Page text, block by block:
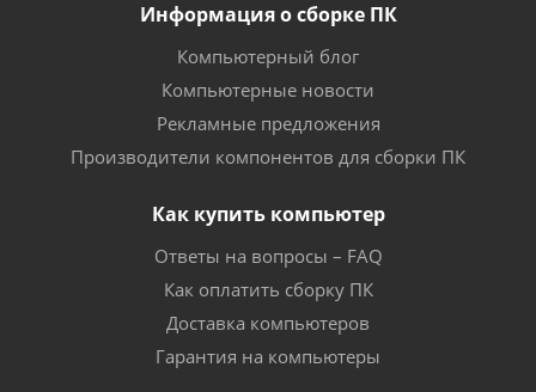
Информация о сборке ПК
Компьютерный блог
Компьютерные новости
Рекламные предложения
Производители компонентов для сборки ПК
Как купить компьютер
Ответы на вопросы – FAQ
Как оплатить сборку ПК
Доставка компьютеров
Гарантия на компьютеры